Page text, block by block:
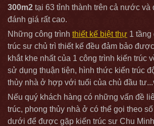
300m2 tại 63 tỉnh thành trên cả nước và
đánh giá rất cao.
Những công trình thiết kế biệt thự 1
trúc sư chủ trì thiết kế đều đảm bảo
khắt khe nhất của 1 công trình kiến trúc
sử dụng thuận tiện, hình thức kiến trúc
thủy nhà ở hợp với tuổi của chủ đầu
Nếu quý khách hàng có những vấn đề
trúc, phong thủy nhà ở có thể gọi theo
dưới để được gặp kiến trúc sư Chu